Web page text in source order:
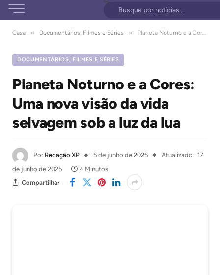
Casa » Documentários, Filmes e Séries » Planeta Noturno e a Cores: Uma nova visão da vida selvagem sob a luz da lua
DOCUMENTÁRIOS, FILMES E SÉRIES
Planeta Noturno e a Cores:
Uma nova visão da vida
selvagem sob a luz da lua
Por Redação XP 5 de junho de 2025 Atualizado: 17
de junho de 2025
4 Minutos
Compartilhar